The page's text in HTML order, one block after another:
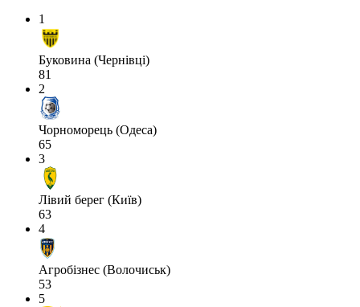
1
Буковина (Чернівці)
81
2
Чорноморець (Одеса)
65
3
Лівий берег (Київ)
63
4
Агробізнес (Волочиськ)
53
5